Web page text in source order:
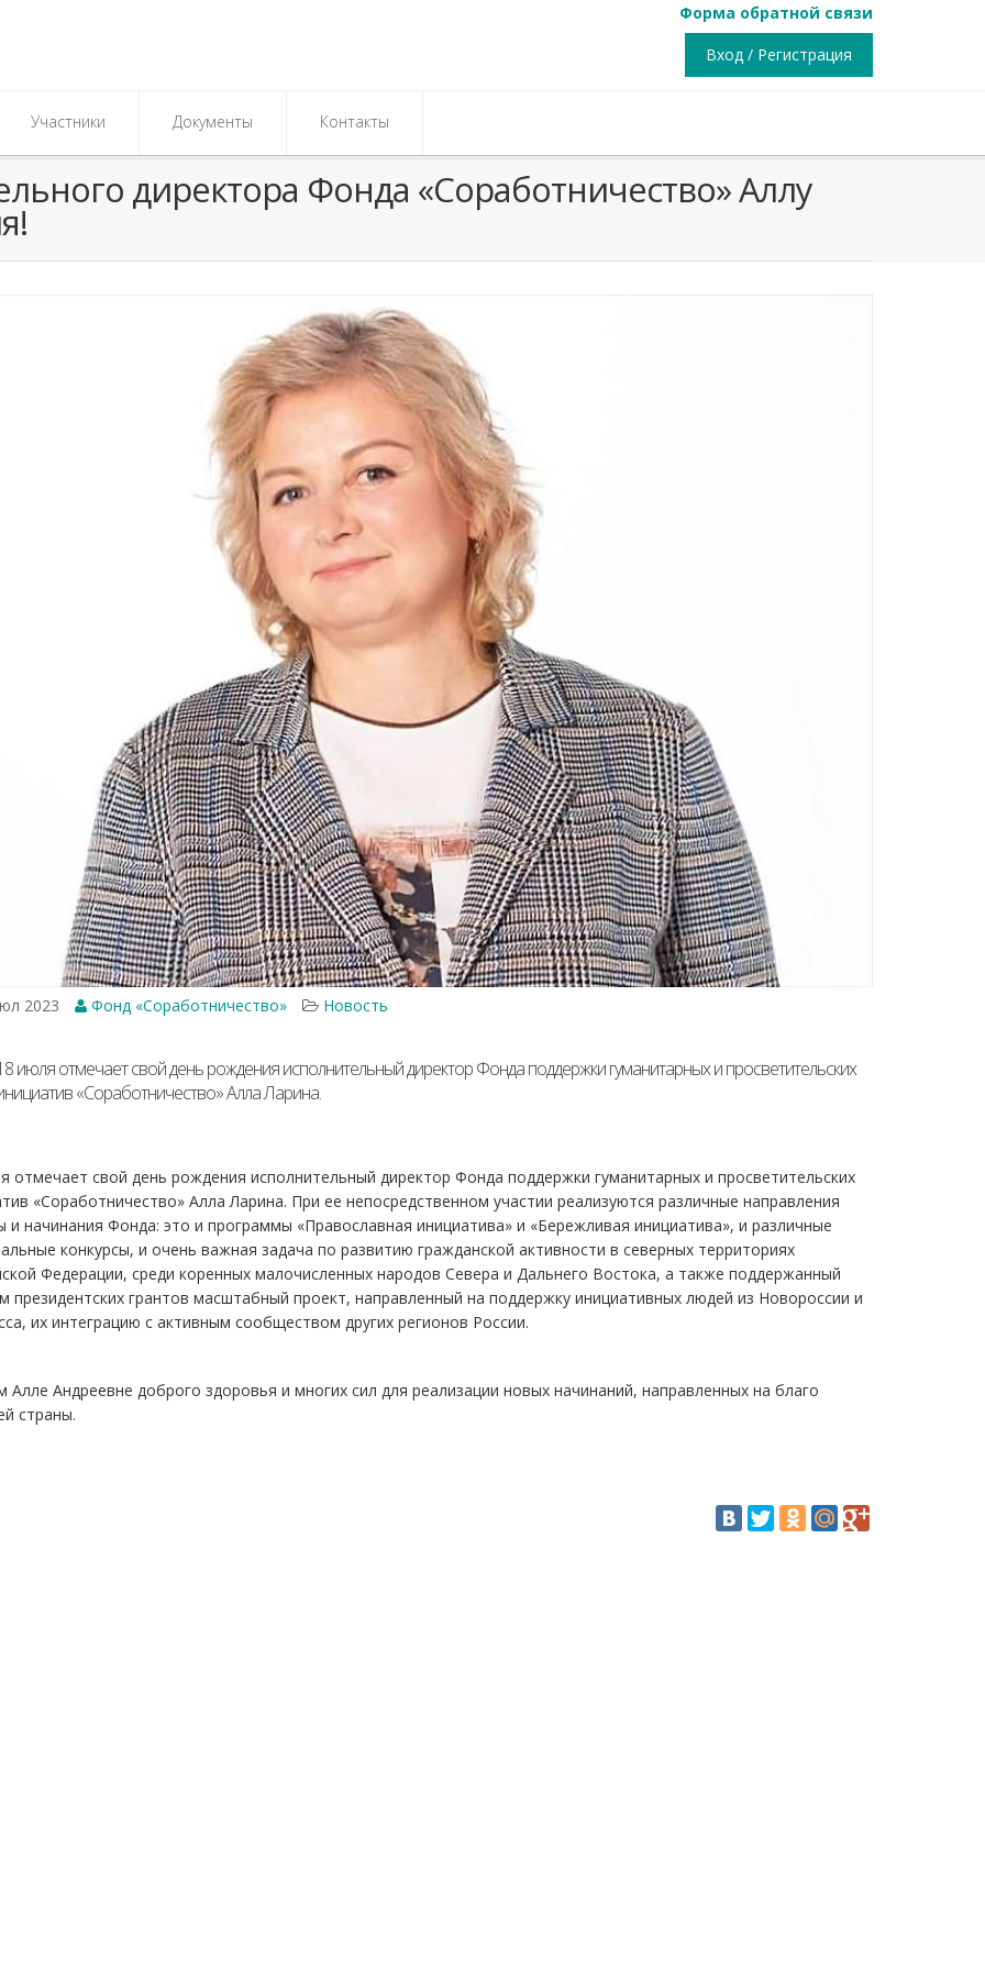
Форма обратной связи
Вход / Регистрация
Участники Документы Контакты
директора Фонда «Соработничество» Аллу
2023 Фонд «Соработничество» Новость
июля отмечает свой день рождения исполнительный директор Фонда поддержки гуманитарных и просветительских
«Соработничество» Алла Ларина.
отмечает свой день рождения исполнительный директор Фонда поддержки гуманитарных и просветительских
«Соработничество» Алла Ларина. При ее непосредственном участии реализуются различные направления
и начинания Фонда: это и программы «Православная инициатива» и «Бережливая инициатива», и различные
конкурсы, и очень важная задача по развитию гражданской активности в северных территориях
Федерации, среди коренных малочисленных народов Севера и Дальнего Востока, а также поддержанный
президентских грантов масштабный проект, направленный на поддержку инициативных людей из Новороссии и
их интеграцию с активным сообществом других регионов России.
Алле Андреевне доброго здоровья и многих сил для реализации новых начинаний, направленных на благо
страны.